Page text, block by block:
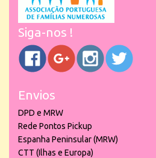
Siga-nos !
Envios
DPD e MRW
Rede Pontos Pickup
Espanha Peninsular (MRW)
CTT (Ilhas e Europa)